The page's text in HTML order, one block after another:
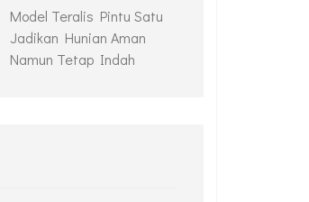
Model Teralis Pintu Satu
Jadikan Hunian Aman
Namun Tetap Indah